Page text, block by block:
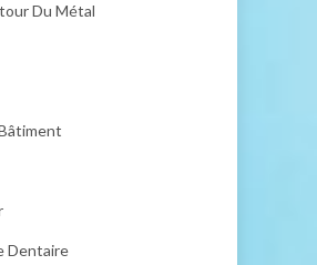
Du Métal
Dentaire